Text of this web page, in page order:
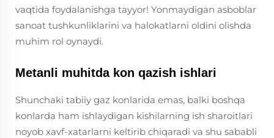
vaqtida foydalanishga tayyor! Yonmaydigan asboblar
sanoat tushkunliklarini va halokatlarni oldini olishda
muhim rol oynaydi.
Metanli muhitda kon qazish ishlari
Shunchaki tabiiy gaz konlarida emas, balki boshqa
konlarda ham ishlaydigan kishilarning ish sharoitlari
noyob xavf-xatarlarni keltirib chiqaradi va shu sababli